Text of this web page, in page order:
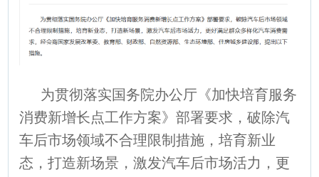
为贯彻落实国务院办公厅《加快培育服务
消费新增长点工作方案》部署要求，破除汽
车后市场领域不合理限制措施，培育新业
态，打造新场景，激发汽车后市场活力，更